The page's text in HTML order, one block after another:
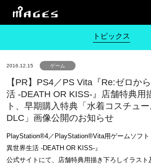
トピックス
2016.12.15 ゲーム
【PR】PS4／PS Vita 『Re:ゼロか
活 -DEATH OR KISS-』 店舗特典用
ト、早期購入特典 「水着コスチュ
DLC」画像公開のお知らせ
PlayStation®4／PlayStation®Vita用ゲームソフト
異世界生活 -DEATH OR KISS-』
公式サイトにて、店舗特典用 描き下ろしイラス